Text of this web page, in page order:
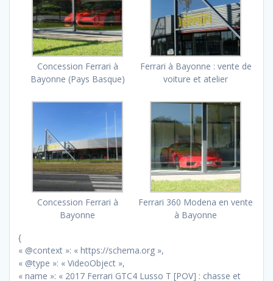
Concession Ferrari à
Bayonne (Pays Basque)
Ferrari à Bayonne : vente de
voiture et atelier
Concession Ferrari à
Bayonne
Ferrari 360 Modena en vente
à Bayonne
{
« @context »: « https://schema.org »,
« @type »: « VideoObject »,
« name »: « 2017 Ferrari GTC4 Lusso T [POV] : chasse et